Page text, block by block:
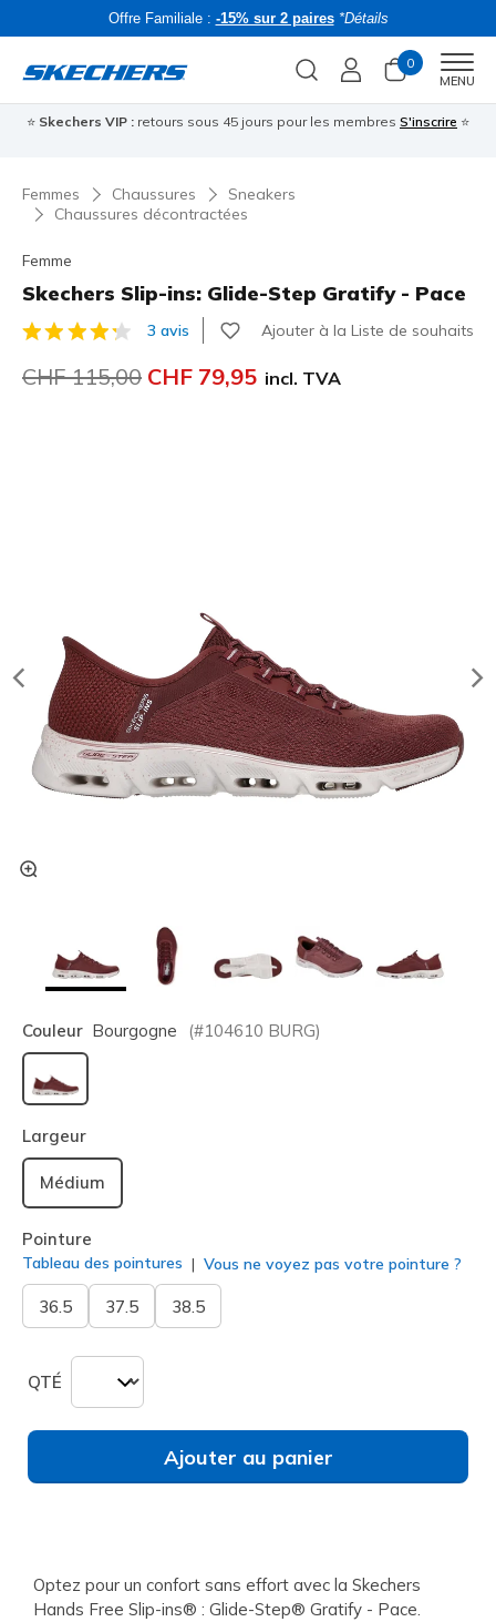
Offre Familiale : -15% sur 2 paires *Détails
0
MENU
⭐ Skechers VIP : retours sous 45 jours pour les membres S'inscrire ⭐
Femmes Chaussures
Sneakers
Chaussures décontractées
Femme
Skechers Slip-ins: Glide-Step Gratify - Pace
Évaluation client 4 sur 5
3 avis Ajouter à la Liste de souhaits
Prix réduit de
CHF 115,00 à
CHF 79,95 incl. TVA
Couleur Bourgogne (#104610 BURG)
sélectionné
Largeur
Médium
Pointure
Tableau des pointures Vous ne voyez pas votre pointure ?
36.5 37.5 38.5
QTÉ
Ajouter au panier
Optez pour un confort sans effort avec la Skechers
Hands Free Slip-ins® : Glide-Step® Gratify - Pace.